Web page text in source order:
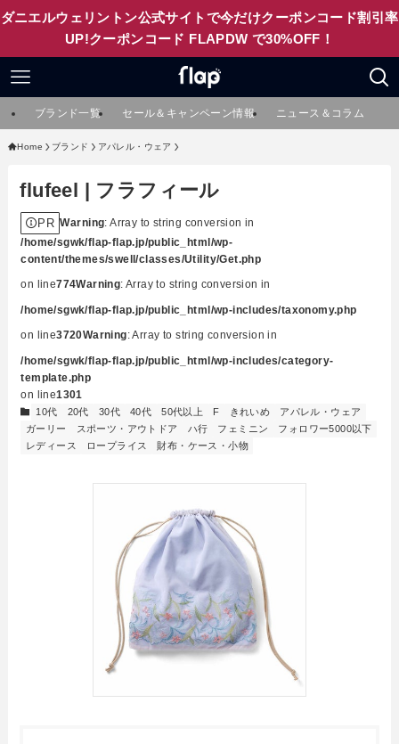
ダニエルウェリントン公式サイトで今だけクーポンコード割引率
UP!クーポンコード FLAPDW で30%OFF！
ブランド一覧 セール＆キャンペーン情報 ニュース＆コラム
Home ブランド アパレル・ウェア
flufeel | フラフィール
PR Warning: Array to string conversion in
/home/sgwk/flap-flap.jp/public_html/wp-
content/themes/swell/classes/Utility/Get.php
on line774Warning: Array to string conversion in
/home/sgwk/flap-flap.jp/public_html/wp-includes/taxonomy.php
on line3720Warning: Array to string conversion in
/home/sgwk/flap-flap.jp/public_html/wp-includes/category-
template.php
on line1301
10代 20代 30代 40代 50代以上 F きれいめ
アパレル・ウェア
ガーリー
スポーツ・アウトドア ハ行 フェミニン
フォロワー5000以下
レディース
ロープライス 財布・ケース・小物